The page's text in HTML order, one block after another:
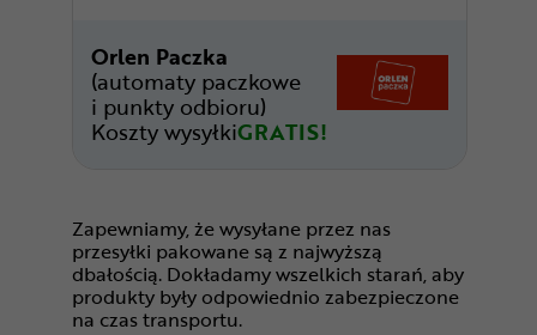
Orlen Paczka
(automaty paczkowe
i punkty odbioru)
Koszty wysyłkiGRATIS!
Zapewniamy, że wysyłane przez nas
przesyłki pakowane są z najwyższą
dbałością. Dokładamy wszelkich starań, aby
produkty były odpowiednio zabezpieczone
na czas transportu.